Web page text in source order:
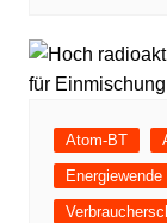
Atom-BT
Energiewende